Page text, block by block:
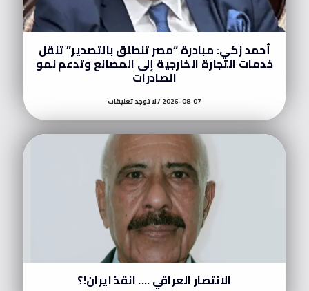
أحمد زكي: مبادرة “مصر تنطلق بالتصدير” تنقل
خدمات التجارة الخارجية إلى المصانع وتدعم نمو
الصادرات
2026-08-07 لا توجد تعليقات
الانتصار العراقي …. انقذ ايران!؟